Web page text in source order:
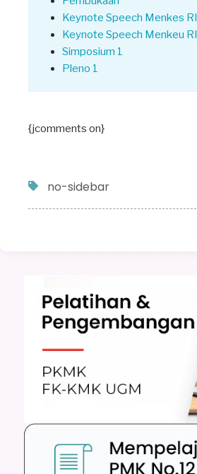
Keynote Speech Menkes RI
Keynote Speech Menkeu RI
Simposium 1
Pleno 1
{jcomments on}
no-sidebar